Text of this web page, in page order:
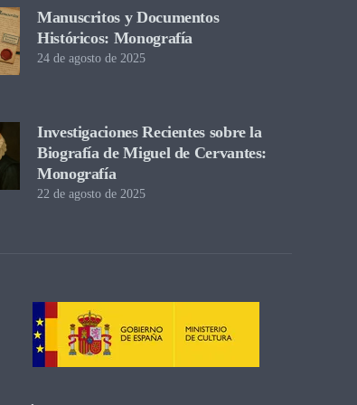
Manuscritos y Documentos
Históricos: Monografía
24 de agosto de 2025
Investigaciones Recientes sobre la
Biografía de Miguel de Cervantes:
Monografía
22 de agosto de 2025